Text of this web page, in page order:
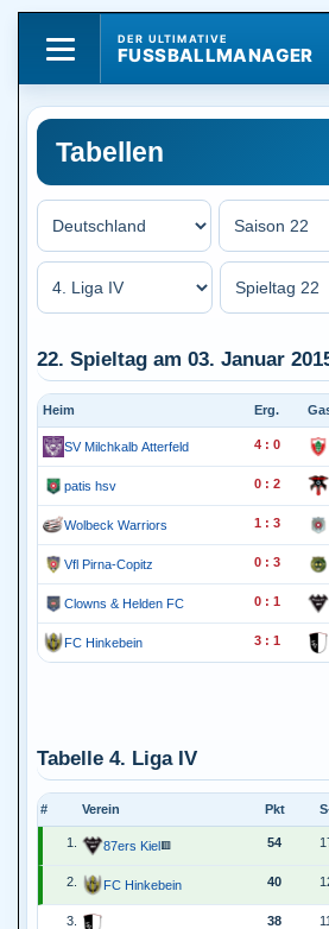
DER ULTIMATIVE
FUSSBALLMANAGER
Tabellen
22. Spieltag am 03. Januar
Heim Erg.
SV Milchkalb Atterfeld 4 : 0
patis hsv 0 : 2
Wolbeck Warriors 1 : 3
Vfl Pirna-Copitz 0 : 3
Clowns & Helden FC 0 : 1
FC Hinkebein 3 : 1
Tabelle 4. Liga IV
# Verein Pkt
1. 87ers Kiel 🟥 54
2. FC Hinkebein 40
3. 38